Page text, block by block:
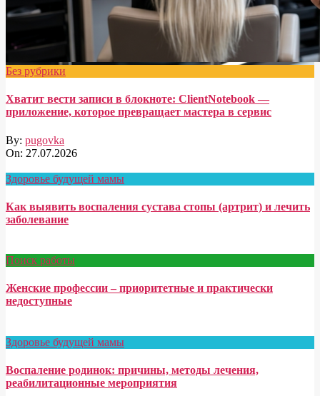
Без рубрики
Хватит вести записи в блокноте: ClientNotebook —
приложение, которое превращает мастера в сервис
By: pugovka
On: 27.07.2026
Здоровье будущей мамы
Как выявить воспаления сустава стопы (артрит) и лечить
заболевание
Поиск работы
Женские профессии – приоритетные и практически
недоступные
Здоровье будущей мамы
Воспаление родинок: причины, методы лечения,
реабилитационные мероприятия